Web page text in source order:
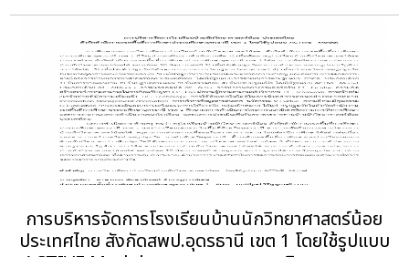
การบริหารจัดการโรงเรียนบ้านนักวิทยาศาสตร์น้อย
ประเทศไทย สังกัดสพป.อุดรธานี เขต 1 โดยใช้รูปแบบ